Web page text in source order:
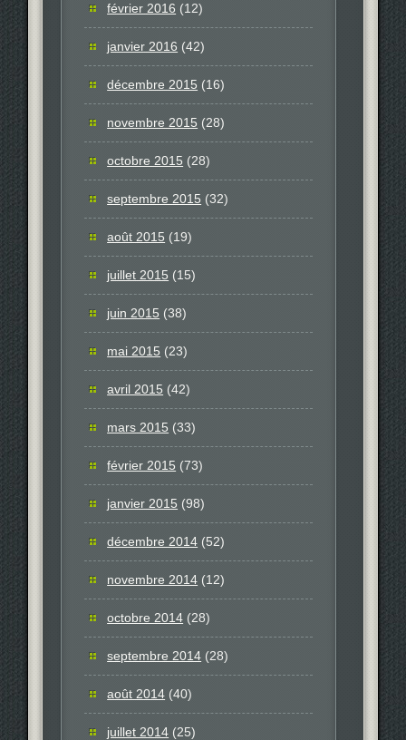
février 2016 (12)
janvier 2016 (42)
décembre 2015 (16)
novembre 2015 (28)
octobre 2015 (28)
septembre 2015 (32)
août 2015 (19)
juillet 2015 (15)
juin 2015 (38)
mai 2015 (23)
avril 2015 (42)
mars 2015 (33)
février 2015 (73)
janvier 2015 (98)
décembre 2014 (52)
novembre 2014 (12)
octobre 2014 (28)
septembre 2014 (28)
août 2014 (40)
juillet 2014 (25)